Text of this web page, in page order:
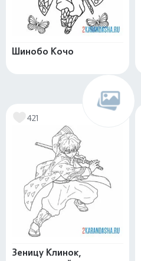
Шинобо Кочо
421
Зеницу Клинок,